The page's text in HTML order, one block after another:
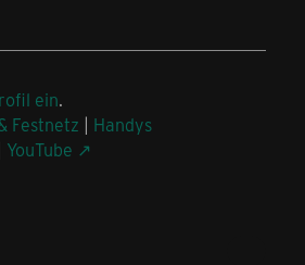
ein.
Festnetz | Handys
YouTube